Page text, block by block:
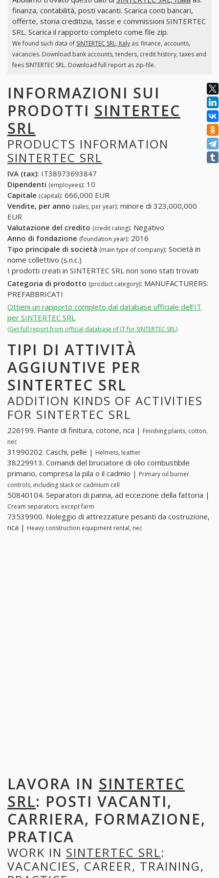
finanza, contabilità, posti vacanti. Scarica conti bancari,
offerte, storia creditizia, tasse e commissioni SINTERTEC
SRL. Scarica il rapporto completo come file zip.
We found such data of SINTERTEC SRL, Italyas: finance, accounts,
vacancies. Download bank accounts, tenders, credit history, taxes and
fees SINTERTEC SRL. Download full report as zip-file.
INFORMAZIONI SUI
PRODOTTI SINTERTEC
SRL
PRODUCTS INFORMATION
SINTERTEC SRL
IVA (tax): IT38973693847
Dipendenti (employees): 10
Capitale (capital): 666,000 EUR
Vendite, per anno (sales, per year): minore di 323,000,000
EUR
Valutazione del credito (credit rating): Negativo
Anno di fondazione (foundation year): 2016
Tipo principale di società (main type of company): Società in
nome collettivo (s.n.c.)
I prodotti creati in SINTERTEC SRL non sono stati trovati
Categoria di prodotto (product category): MANUFACTURERS:
PREFABBRICATI
Ottieni un rapporto completo dal database ufficiale dell'IT
per SINTERTEC SRL
(Get full report from official database of IT for SINTERTEC SRL)
TIPI DI ATTIVITÀ
AGGIUNTIVE PER
SINTERTEC SRL
ADDITION KINDS OF ACTIVITIES
FOR SINTERTEC SRL
226199. Piante di finitura, cotone, nca | Finishing plants, cotton,
nec
31990202. Caschi, pelle | Helmets, leather
38229913. Comandi del bruciatore di olio combustibile
primario, compresa la pila o il cadmio | Primary oil burner
controls, including stack or cadmium cell
50840104. Separatori di panna, ad eccezione della fattoria |
Cream separators, except farm
73539900. Noleggio di attrezzature pesanti da costruzione,
nca | Heavy construction equipment rental, nec
LAVORA IN SINTERTEC
SRL: POSTI VACANTI,
CARRIERA, FORMAZIONE,
PRATICA
WORK IN SINTERTEC SRL:
VACANCIES, CAREER, TRAINING,